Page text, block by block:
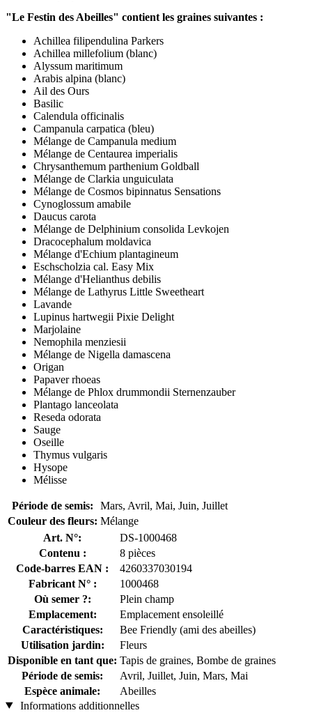
"Le Festin des Abeilles" contient les graines suivantes :
Achillea filipendulina Parkers
Achillea millefolium (blanc)
Alyssum maritimum
Arabis alpina (blanc)
Ail des Ours
Basilic
Calendula officinalis
Campanula carpatica (bleu)
Mélange de Campanula medium
Mélange de Centaurea imperialis
Chrysanthemum parthenium Goldball
Mélange de Clarkia unguiculata
Mélange de Cosmos bipinnatus Sensations
Cynoglossum amabile
Daucus carota
Mélange de Delphinium consolida Levkojen
Dracocephalum moldavica
Mélange d'Echium plantagineum
Eschscholzia cal. Easy Mix
Mélange d'Helianthus debilis
Mélange de Lathyrus Little Sweetheart
Lavande
Lupinus hartwegii Pixie Delight
Marjolaine
Nemophila menziesii
Mélange de Nigella damascena
Origan
Papaver rhoeas
Mélange de Phlox drummondii Sternenzauber
Plantago lanceolata
Reseda odorata
Sauge
Oseille
Thymus vulgaris
Hysope
Mélisse
Période de semis:
Mars, Avril, Mai, Juin, Juillet
Couleur des fleurs: Mélange
Art. N°:
DS-1000468
Contenu :
8 pièces
Code-barres EAN :
4260337030194
Fabricant N° :
1000468
Où semer ?:
Plein champ
Emplacement:
Emplacement ensoleillé
Caractéristiques:
Bee Friendly (ami des abeilles)
Utilisation jardin:
Fleurs
Disponible en tant que: Tapis de graines, Bombe de graines
Période de semis:
Avril, Juillet, Juin, Mars, Mai
Espèce animale:
Abeilles
Informations additionnelles